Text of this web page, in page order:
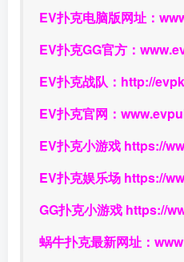
EV扑克电脑版网址：
EV扑克GG官方：
EV扑克战队： http://
EV扑克官网：
EV扑克小游戏 https://
EV扑克娱乐场 https://
GG扑克小游戏 https://
蜗牛扑克最新网址：